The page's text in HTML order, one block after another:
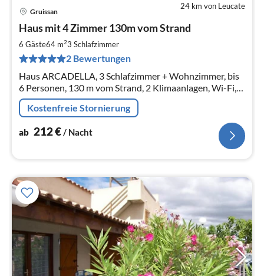
24 km von Leucate
Gruissan
Haus mit 4 Zimmer 130m vom Strand
6 Gäste64 m23 Schlafzimmer
2 Bewertungen
Haus ARCADELLA, 3 Schlafzimmer + Wohnzimmer, bis
6 Personen, 130 m vom Strand, 2 Klimaanlagen, Wi-Fi,
Parkplatz direkt vom Haus, Gemeinschaftspool, Gasgrill,
2 Dachventilatoren
Kostenfreie Stornierung
ab 212€/ Nacht